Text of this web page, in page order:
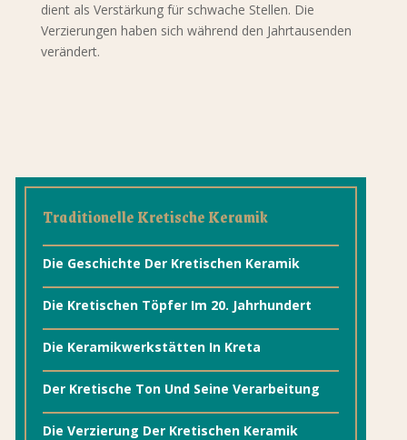
dient als Verstärkung für schwache Stellen. Die
Verzierungen haben sich während den Jahrtausenden
verändert.
Traditionelle Kretische Keramik
Die Geschichte Der Kretischen Keramik
Die Kretischen Töpfer Im 20. Jahrhundert
Die Keramikwerkstätten In Kreta
Der Kretische Ton Und Seine Verarbeitung
Die Verzierung Der Kretischen Keramik